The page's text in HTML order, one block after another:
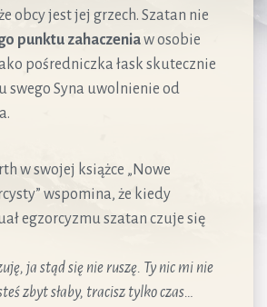
obcy jest jej grzech. Szatan nie
punktu zahaczeniaw osobie
pośredniczka łask skutecznie
swego Syna uwolnienie od
w swojej książce „Nowe
wspomina, że kiedy
egzorcyzmu szatan czuje się
ja stąd się nie ruszę. Ty nic mi nie
zbyt słaby, tracisz tylko czas…